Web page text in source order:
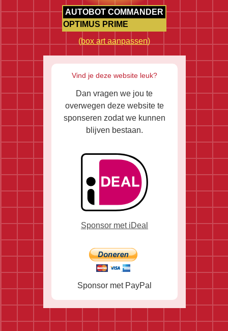
AUTOBOT COMMANDER
OPTIMUS PRIME
(box art aanpassen)
Vind je deze website leuk?
Dan vragen we jou te
overwegen deze website te
sponseren zodat we kunnen
blijven bestaan.
Sponsor met iDeal
Sponsor met PayPal